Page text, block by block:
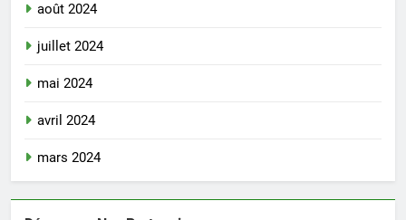
août 2024
juillet 2024
mai 2024
avril 2024
mars 2024